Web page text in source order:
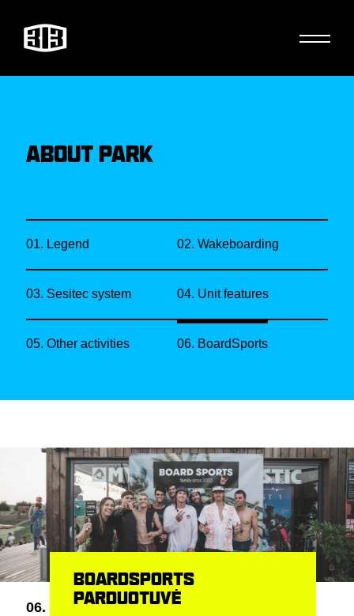
ABOUT PARK
01. Legend 02. Wakeboarding
03. Sesitec system 04. Unit features
05. Other activities 06. BoardSports
06.
BOARDSPORTS
PARDUOTUVĖ